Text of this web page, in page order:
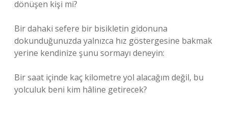
dönüşen kişi mi?
Bir dahaki sefere bir bisikletin gidonuna
dokunduğunuzda yalnızca hız göstergesine bakmak
yerine kendinize şunu sormayı deneyin:
Bir saat içinde kaç kilometre yol alacağım değil, bu
yolculuk beni kim hâline getirecek?